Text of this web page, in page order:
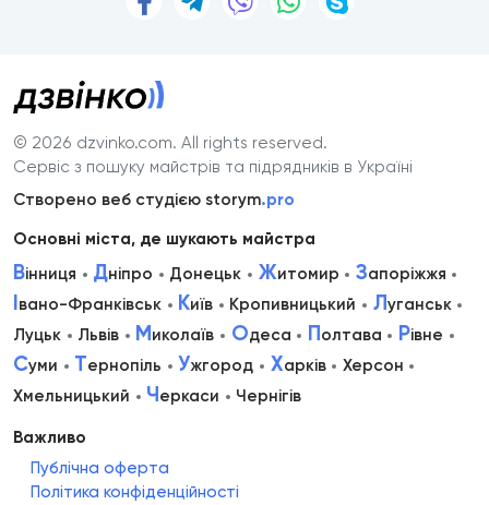
© 2026 dzvinko.com. All rights reserved.
Сервіс з пошуку майстрів та підрядників в Україні
Створено веб студією storym.pro
Основні міста, де шукають майстра
Вінниця Дніпро Донецьк Житомир Запоріжжя
Івано-Франківськ Київ Кропивницький Луганськ
Луцьк
Львів Миколаїв Одеса Полтава Рівне
Суми Тернопіль Ужгород Харків
Херсон
Хмельницький
Черкаси Чернігів
Важливо
Публічна оферта
Політика конфіденційності